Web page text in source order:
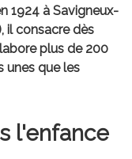
1924 à Savigneux-
il consacre dès
plus de 200
unes que les
l'enfance